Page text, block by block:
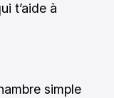
t’aide à
simple